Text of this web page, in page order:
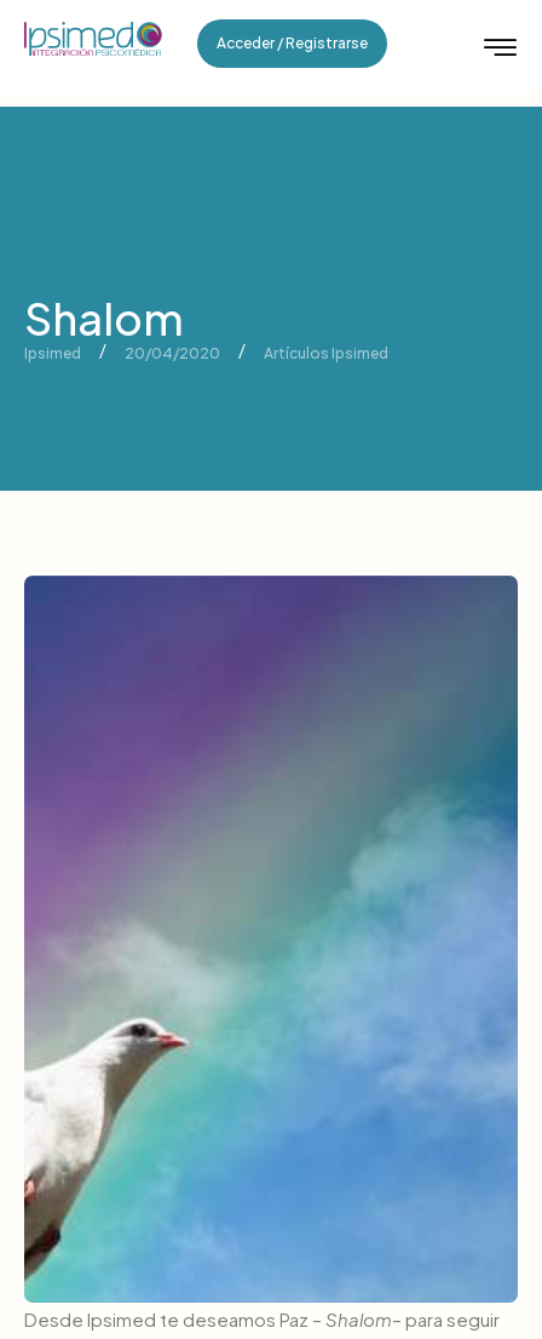
Acceder / Registrarse
Shalom
Ipsimed / 20/04/2020 / Artículos Ipsimed
Desde Ipsimed te deseamos Paz – Shalom– para seguir